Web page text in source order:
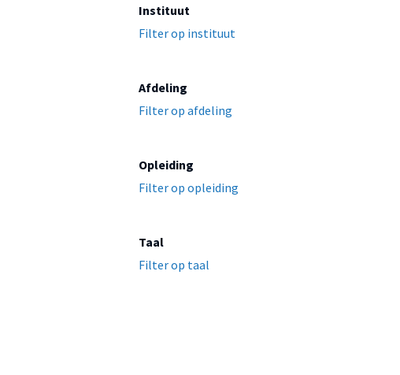
Instituut
Filter op instituut
Afdeling
Filter op afdeling
Opleiding
Filter op opleiding
Taal
Filter op taal